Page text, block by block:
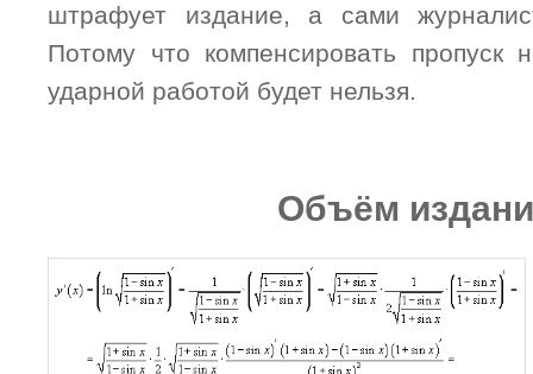
штрафует издание, а сами
Потому что компенсировать пропуск
ударной работой будет нельзя.
Объём